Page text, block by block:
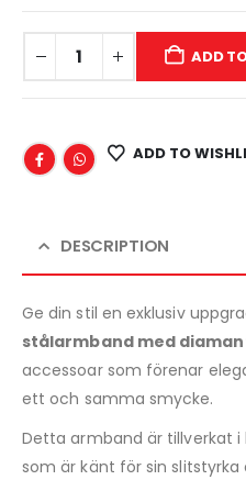
ADD
ADD TO
DESCRIPTION
Ge din stil en exklusiv
stålarmband med
accessoar som förenar
ett och samma smycke.
Detta armband är tillverkat
som är känt för sin